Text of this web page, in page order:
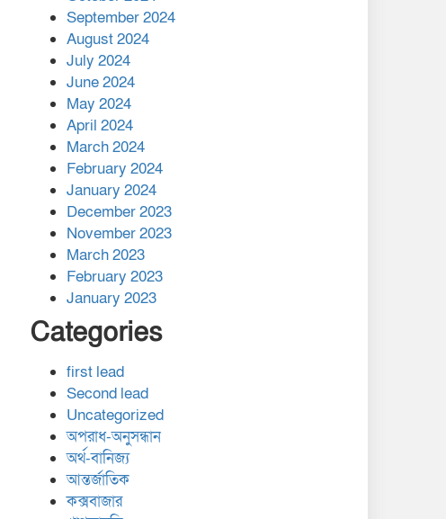
জেরী
September 2024
August 2024
July 2024
June 2024
May 2024
April 2024
March 2024
February 2024
January 2024
December 2023
November 2023
March 2023
February 2023
January 2023
Categories
first lead
Second lead
Uncategorized
অপরাধ-অনুসন্ধান
অর্থ-বানিজ্য
আন্তর্জাতিক
কক্সবাজার